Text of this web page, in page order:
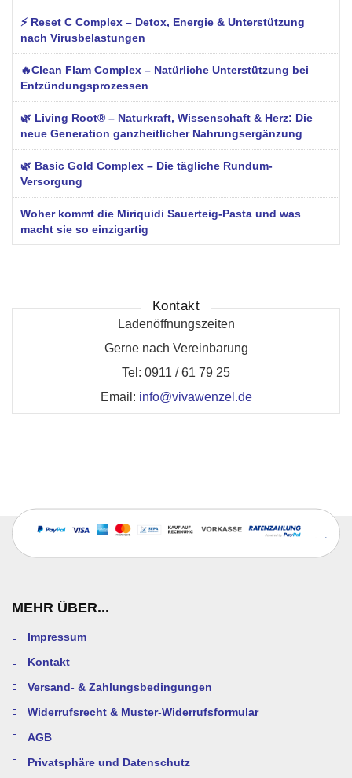
⚡ Reset C Complex – Detox, Energie & Unterstützung
nach Virusbelastungen
🔥Clean Flam Complex – Natürliche Unterstützung bei
Entzündungsprozessen
🌿 Living Root® – Naturkraft, Wissenschaft & Herz: Die
neue Generation ganzheitlicher Nahrungsergänzung
🌿 Basic Gold Complex – Die tägliche Rundum-
Versorgung
Woher kommt die Miriquidi Sauerteig-Pasta und was
macht sie so einzigartig
Kontakt
Ladenöffnungszeiten
Gerne nach Vereinbarung
Tel: 0911 / 61 79 25
Email: info@vivawenzel.de
MEHR ÜBER...
Impressum
Kontakt
Versand- & Zahlungsbedingungen
Widerrufsrecht & Muster-Widerrufsformular
AGB
Privatsphäre und Datenschutz